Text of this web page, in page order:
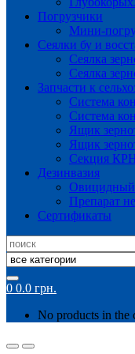
Погрузчики
Мини-
Сеялки бу и
Сеялка
Сеялка
Запчасти к
Система
Система
Ящик
Ящик
Секция
Дезинвазия
Овицидный
Препарат
Сертификаты
Search
for:
0 0.0 грн.
No products in the